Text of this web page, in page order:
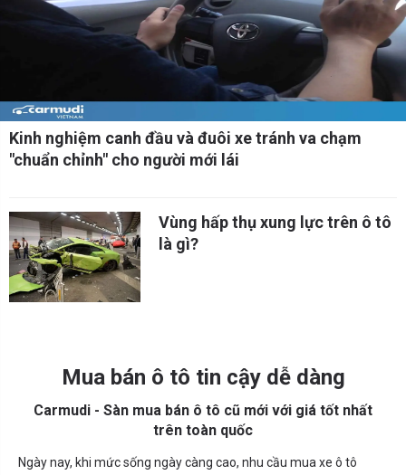
Kinh nghiệm canh đầu và đuôi xe tránh va chạm
"chuẩn chỉnh" cho người mới lái
Vùng hấp thụ xung lực trên ô tô
là gì?
Mua bán ô tô tin cậy dễ dàng
Carmudi - Sàn mua bán ô tô cũ mới với giá tốt nhất
trên toàn quốc
Ngày nay, khi mức sống ngày càng cao, nhu cầu mua xe ô tô